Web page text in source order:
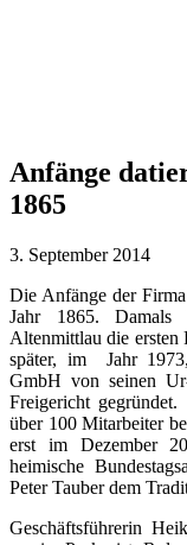
Anfänge
1865
3. September 2014
Die Anfänge der
Jahr 1865. Damals
Altenmittlau die ersten
später, im Jahr
GmbH von seinen
Freigericht
über 100 Mitarbeiter
erst im Dezember
heimische
Peter Tauber dem
Geschäftsführerin